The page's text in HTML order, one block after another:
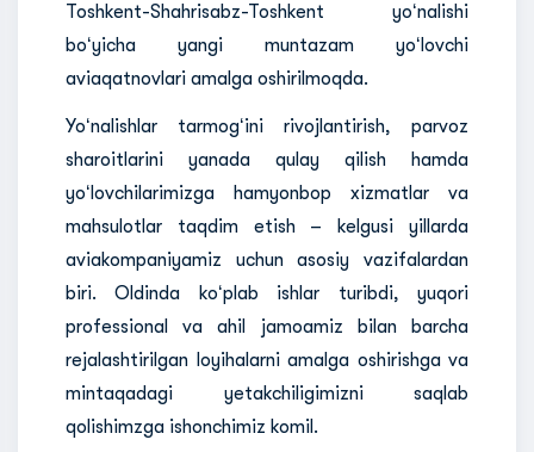
Toshkent-Shahrisabz-Toshkent yoʻnalishi
boʻyicha yangi muntazam yoʻlovchi
aviaqatnovlari amalga oshirilmoqda.
Yoʻnalishlar tarmogʻini rivojlantirish, parvoz
sharoitlarini yanada qulay qilish hamda
yoʻlovchilarimizga hamyonbop xizmatlar va
mahsulotlar taqdim etish – kelgusi yillarda
aviakompaniyamiz uchun asosiy vazifalardan
biri. Oldinda koʻplab ishlar turibdi, yuqori
professional va ahil jamoamiz bilan barcha
rejalashtirilgan loyihalarni amalga oshirishga va
mintaqadagi yetakchiligimizni saqlab
qolishimzga ishonchimiz komil.